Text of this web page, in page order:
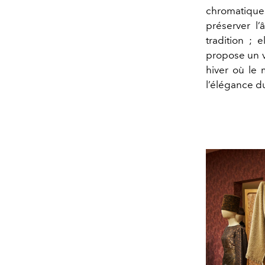
préserver
tradition ;
propose un
hiver où le
l’élégance